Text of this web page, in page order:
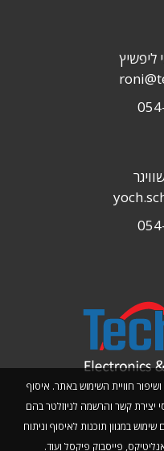
ושיפור חוויית השימוש באתר. איסוף
יצירת קשר והרשמה לניוזלטר בהם
במגוון תוכנות לאיסוף וניתוח
פייסבוק פיקסל ועוד.
ליפשיץ